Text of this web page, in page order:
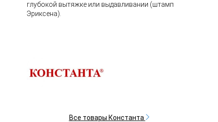
глубокой вытяжке или выдавливании (штамп
Эриксена).
Все товары Константа